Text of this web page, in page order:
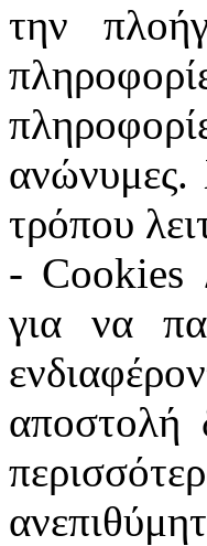
την
ανώνυμες.
τρόπου
- Cookies
για να
αποστολή